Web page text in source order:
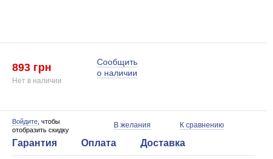
893 грн
Нет в наличии
Сообщить
о наличии
Войдите , чтобы
отобразить скидку
В желания К сравнению
Гарантия Оплата Доставка